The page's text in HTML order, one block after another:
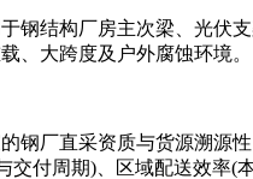
结构厂房主次梁、光伏支
、大跨度及户外腐蚀环境。
厂直采资质与货源溯源性
交付周期)、区域配送效率